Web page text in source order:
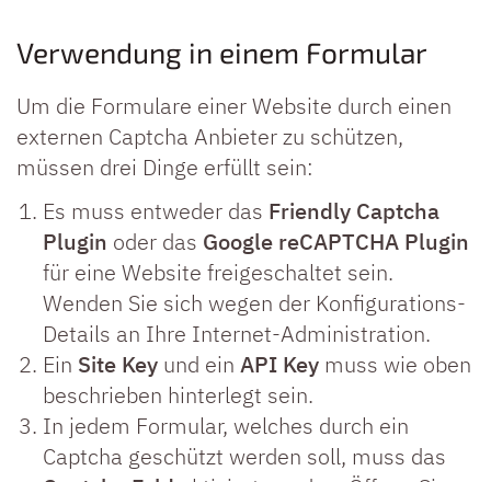
Verwendung in einem Formular
Um die Formulare einer Website durch einen
externen Captcha Anbieter zu schützen,
müssen drei Dinge erfüllt sein:
Es muss entweder das Friendly Captcha
Plugin oder das Google reCAPTCHA Plugin
für eine Website freigeschaltet sein.
Wenden Sie sich wegen der Konfigurations-
Details an Ihre Internet-Administration.
Ein Site Key und ein API Key muss wie oben
beschrieben hinterlegt sein.
In jedem Formular, welches durch ein
Captcha geschützt werden soll, muss das